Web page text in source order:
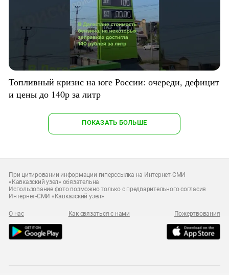
Топливный кризис на юге России: очереди, дефицит
и цены до 140р за литр
ПОКАЗАТЬ БОЛЬШЕ
При цитировании информации гиперссылка на Интернет-СМИ
«Кавказский узел» обязательна
Использование фото возможно только с предварительного согласия
Интернет-СМИ «Кавказский узел»
О нас Как связаться с нами Пожертвования